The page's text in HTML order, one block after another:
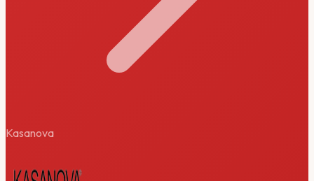
Kasanova